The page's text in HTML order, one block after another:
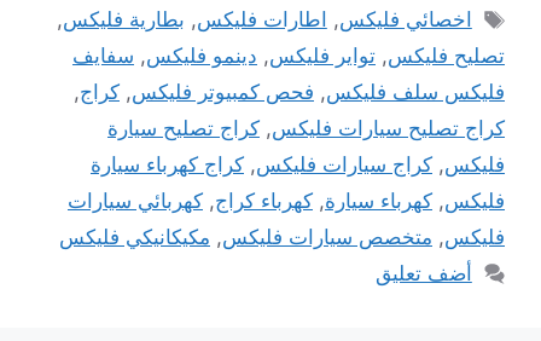
الوسوم
اخصائي فليكس, اطارات فليكس, بطارية فليكس,
تصليح فليكس, تواير فليكس, دينمو فليكس, سفايف
فليكس سلف فليكس, فحص كمبيوتر فليكس, كراج,
كراج تصليح سيارات فليكس, كراج تصليح سيارة
فليكس, كراج سيارات فليكس, كراج كهرباء سيارة
فليكس, كهرباء سيارة, كهرباء كراج, كهربائي سيارات
فليكس, متخصص سيارات فليكس, مكيكانيكي فليكس
أضف تعليق